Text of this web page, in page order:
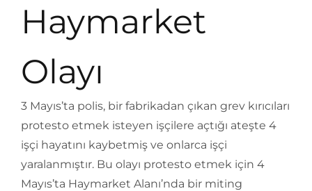
Haymarket
Olayı
3 Mayıs’ta polis, bir fabrikadan çıkan grev kırıcıları
protesto etmek isteyen işçilere açtığı ateşte 4
işçi hayatını kaybetmiş ve onlarca işçi
yaralanmıştır. Bu olayı protesto etmek için 4
Mayıs’ta Haymarket Alanı’nda bir miting